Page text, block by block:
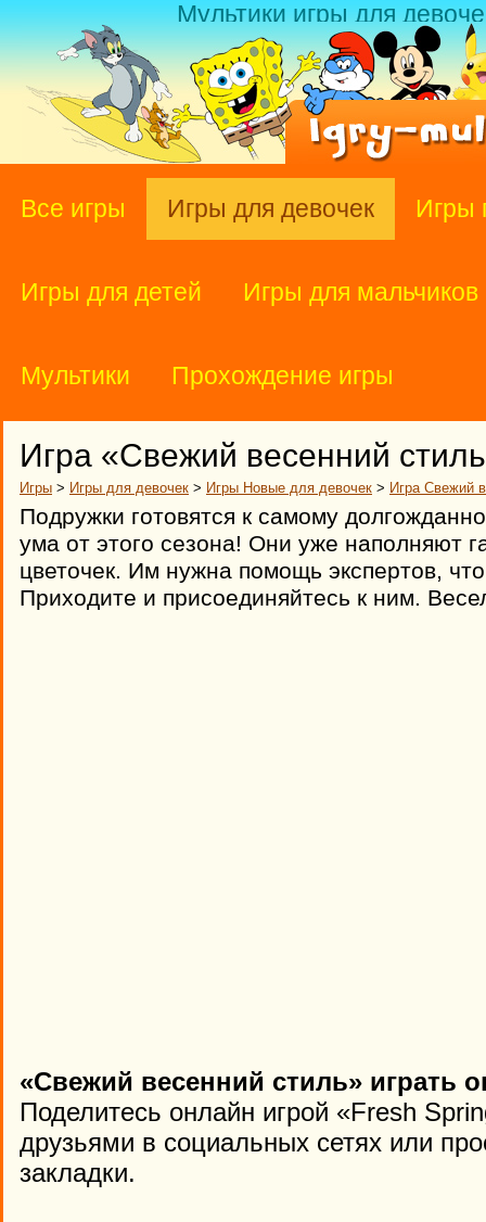
Мультики игры для
Все игры Игры для девочек Игры
Игры для детей Игры для мальчиков
Мультики Прохождение игры
Игра «Свежий весенний
Игры > Игры для девочек > Игры Новые для девочек > Игра Свежий
Подружки готовятся к самому
ума от этого сезона! Они уже наполняют
цветочек. Им нужна помощь экспертов,
Приходите и присоединяйтесь к ним.
«Свежий весенний стиль» играть
Поделитесь онлайн игрой «Fresh
друзьями в социальных сетях или
закладки.